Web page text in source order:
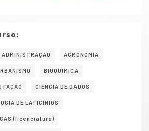
ADMINISTRAÇÃO AGRONOMIA
BIOQUÍMICA
CIÊNCIA DE DADOS
DE LATICÍNIOS
(licenciatura)